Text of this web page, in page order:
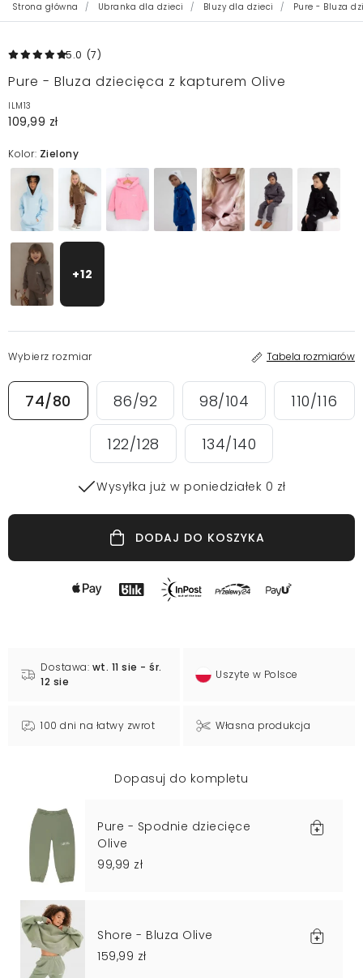
Strona główna Ubranka dla dzieci Bluzy dla dzieci Pure - Bluza
5.0 (7)
Pure - Bluza dziecięca z kapturem Olive
ILM13
109,99 zł
Kolor: Zielony
+12
Wybierz rozmiar Tabela rozmiarów
74/80 86/92 98/104 110/116
122/128 134/140
Wysyłka już w poniedziałek 0 zł
DODAJ DO KOSZYKA
Dostawa: wt. 11 sie - śr.
12 sie
Uszyte w Polsce
100 dni na łatwy zwrot Własna produkcja
Dopasuj do kompletu
Pure - Spodnie dziecięce
Olive
99,99 zł
Shore - Bluza Olive
159,99 zł